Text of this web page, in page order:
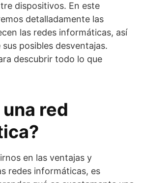
dispositivos. En este
detalladamente las
las redes informáticas, así
posibles desventajas.
descubrir todo lo que
red
en las ventajas y
redes informáticas, es